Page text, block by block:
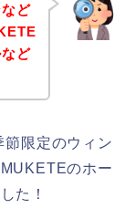
ど
ど
限定のウィン
のホー
た！